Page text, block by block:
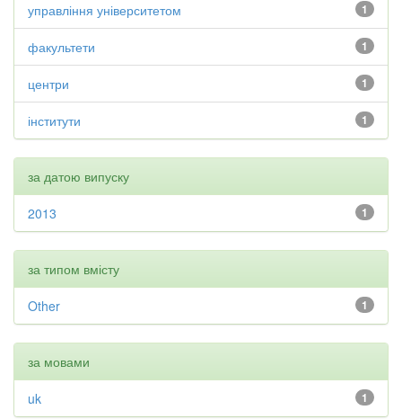
1
управління університетом
1
факультети
1
центри
1
інститути
за датою випуску
1
2013
за типом вмісту
1
Other
за мовами
1
uk